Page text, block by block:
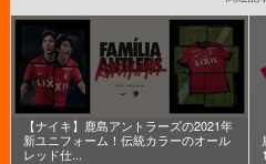
【ナイキ】鹿島アントラーズの2021年
新ユニフォーム！伝統カラーのオール
レッド仕...